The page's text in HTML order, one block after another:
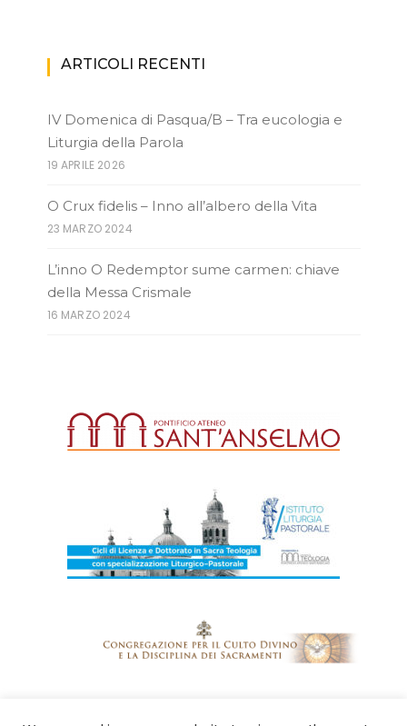
ARTICOLI RECENTI
IV Domenica di Pasqua/B – Tra eucologia e
Liturgia della Parola
19 APRILE 2026
O Crux fidelis – Inno all’albero della Vita
23 MARZO 2024
L’inno O Redemptor sume carmen: chiave
della Messa Crismale
16 MARZO 2024